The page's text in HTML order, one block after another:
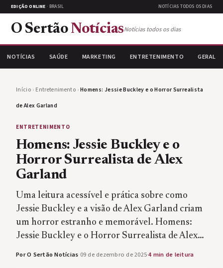
EDIÇÃO ONLINE · BRASIL NOTÍCIAS TODOS OS DIAS
O Sertão NotíciasNotícias todos os dias
NOTÍCIAS SAÚDE MARKETING ENTRETENIMENTO GERAL
Início › Entretenimento ›Homens: Jessie Buckley e o Horror Surrealista
de Alex Garland
ENTRETENIMENTO
Homens: Jessie Buckley e o
Horror Surrealista de Alex
Garland
Uma leitura acessível e prática sobre como
Jessie Buckley e a visão de Alex Garland criam
um horror estranho e memorável. Homens:
Jessie Buckley e o Horror Surrealista de Alex…
Por O Sertão Notícias·09 de dezembro de 2025·4 min de leitura